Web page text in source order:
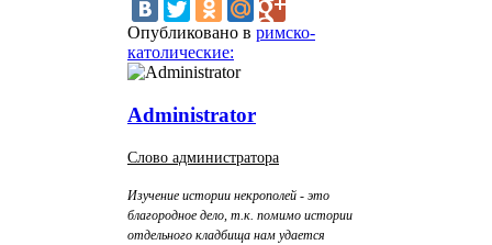
Опубликовано в римско-
католические:
Administrator
Слово администратора
Изучение истории некрополей - это
благородное дело, т.к. помимо истории
отдельного кладбища нам удается